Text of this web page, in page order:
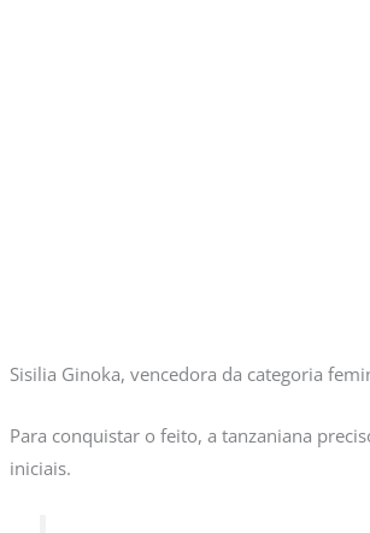
Sisilia Ginoka, vencedora da categoria
Para conquistar o feito, a tanzaniana
iniciais.